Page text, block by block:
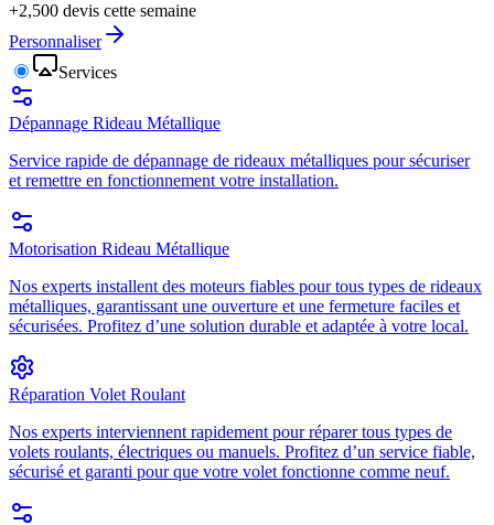
+2,500 devis cette semaine
Personnaliser
Services
Dépannage Rideau Métallique
Service rapide de dépannage de rideaux métalliques pour sécuriser
et remettre en fonctionnement votre installation.
Motorisation Rideau Métallique
Nos experts installent des moteurs fiables pour tous types de rideaux
métalliques, garantissant une ouverture et une fermeture faciles et
sécurisées. Profitez d’une solution durable et adaptée à votre local.
Réparation Volet Roulant
Nos experts interviennent rapidement pour réparer tous types de
volets roulants, électriques ou manuels. Profitez d’un service fiable,
sécurisé et garanti pour que votre volet fonctionne comme neuf.